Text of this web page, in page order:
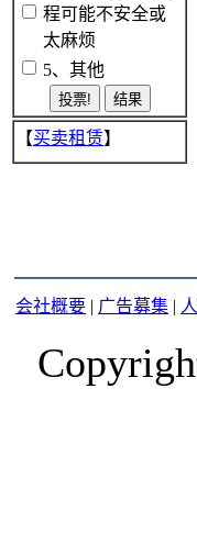
程可能不安全或
太麻烦
5、其他
【买卖租赁】
会社概要 | 广告募集 |